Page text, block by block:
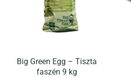
Big Green Egg – Tiszta
faszén 9 kg